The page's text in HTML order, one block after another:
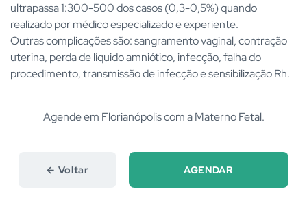
ultrapassa 1:300-500 dos casos (0,3-0,5%) quando
realizado por médico especializado e experiente.
Outras complicações são: sangramento vaginal, contração
uterina, perda de líquido amniótico, infecção, falha do
procedimento, transmissão de infecção e sensibilização Rh.
Agende em Florianópolis com a Materno Fetal.
← Voltar AGENDAR